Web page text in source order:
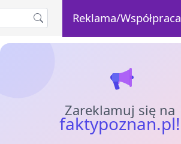
Reklama/Współpraca
Zareklamuj się na
faktypoznan.pl!